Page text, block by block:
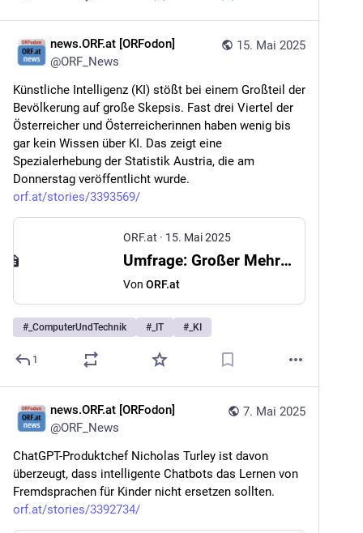
15. Mai 2025
news.ORF.at [ORFodon]
@ORF_News
Künstliche Intelligenz (KI) stößt bei einem Großteil der
Bevölkerung auf große Skepsis. Fast drei Viertel der
Österreicher und Österreicherinnen haben wenig bis
gar kein Wissen über KI. Das zeigt eine
Spezialerhebung der Statistik Austria, die am
Donnerstag veröffentlicht wurde.
orf.at/stories/3393569/
ORF.at · 15. Mai 2025
Umfrage: Großer Mehrheit fehlt KI-Wissen
Von ORF.at
# _ComputerUndTechnik # _IT # _KI
1
7. Mai 2025
news.ORF.at [ORFodon]
@ORF_News
ChatGPT-Produktchef Nicholas Turley ist davon
überzeugt, dass intelligente Chatbots das Lernen von
Fremdsprachen für Kinder nicht ersetzen sollten.
orf.at/stories/3392734/